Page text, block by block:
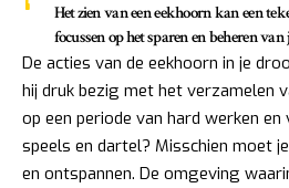
Het zien van een eekhoorn kan een
focussen op het sparen en beheren
De acties van de eekhoorn in je
hij druk bezig met het verzamelen
op een periode van hard werken en
speels en dartel? Misschien moet
en ontspannen. De omgeving